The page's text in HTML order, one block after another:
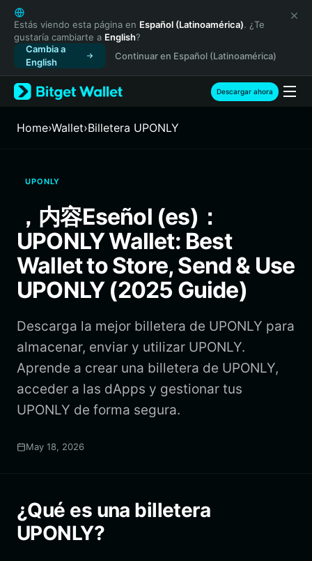
English
日本語
Tiếng Việt
Русский
Español (Latinoamérica)
Türkçe
Français
繁體中文
Bahasa Indonesia
ภาษาไทย
हिन्दी
Español
Português (Brasil)
Estás viendo esta página en Español (Latinoamérica). ¿Te
gustaría cambiarte a English?
Cambia a
English
Continuar en Español (Latinoamérica)
Descargar ahora
Home›Wallet›Billetera UPONLY
UPONLY
，内容Eseñol (es)：
UPONLY Wallet: Best
Wallet to Store, Send & Use
UPONLY (2025 Guide)
Descarga la mejor billetera de UPONLY para
almacenar, enviar y utilizar UPONLY.
Aprende a crear una billetera de UPONLY,
acceder a las dApps y gestionar tus
UPONLY de forma segura.
May 18, 2026
¿Qué es una billetera
UPONLY?